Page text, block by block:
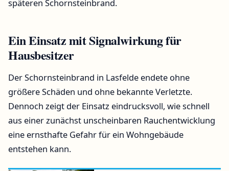
späteren Schornsteinbrand.
Ein Einsatz mit Signalwirkung für
Hausbesitzer
Der Schornsteinbrand in Lasfelde endete ohne
größere Schäden und ohne bekannte Verletzte.
Dennoch zeigt der Einsatz eindrucksvoll, wie schnell
aus einer zunächst unscheinbaren Rauchentwicklung
eine ernsthafte Gefahr für ein Wohngebäude
entstehen kann.